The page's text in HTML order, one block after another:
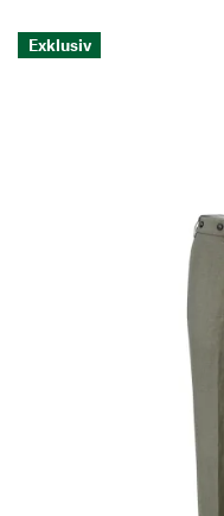
Exklusiv